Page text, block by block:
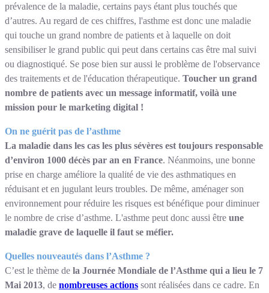
prévalence de la maladie, certains pays étant plus touchés que
d’autres. Au regard de ces chiffres, l'asthme est donc une maladie
qui touche un grand nombre de patients et à laquelle on doit
sensibiliser le grand public qui peut dans certains cas être mal suivi
ou diagnostiqué. Se pose bien sur aussi le problème de l'observance
des traitements et de l'éducation thérapeutique. Toucher un grand
nombre de patients avec un message informatif, voilà une
mission pour le marketing digital !
On ne guérit pas de l’asthme
La maladie dans les cas les plus sévères est toujours responsable
d’environ 1000 décès par an en France. Néanmoins, une bonne
prise en charge améliore la qualité de vie des asthmatiques en
réduisant et en jugulant leurs troubles. De même, aménager son
environnement pour réduire les risques est bénéfique pour diminuer
le nombre de crise d’asthme. L'asthme peut donc aussi être une
maladie grave de laquelle il faut se méfier.
Quelles nouveautés dans l’Asthme ?
C’est le thème de la Journée Mondiale de l’Asthme qui a lieu le 7
Mai 2013, de nombreuses actions sont réalisées dans ce cadre. En